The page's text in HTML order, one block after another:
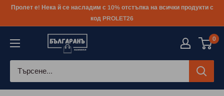
КъмПролет е! Нека й се насладим с 10% отстъпка на всички продукти с
код PROLET26
0